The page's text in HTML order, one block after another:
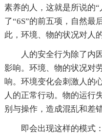
素养的人，这就是所说的
了“6S”的前五项，自然最
此，环境、物的状况对人
人的安全行为除了内
影响。环境、物的状况对
响。环境变化会刺激人的
人的正常行动。物的运行
别与操作，造成混乱和差
即会出现这样的模式